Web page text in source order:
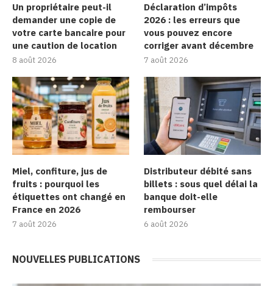
Un propriétaire peut-il
demander une copie de
votre carte bancaire pour
une caution de location
8 août 2026
Déclaration d’impôts
2026 : les erreurs que
vous pouvez encore
corriger avant décembre
7 août 2026
Miel, confiture, jus de
fruits : pourquoi les
étiquettes ont changé en
France en 2026
7 août 2026
Distributeur débité sans
billets : sous quel délai la
banque doit-elle
rembourser
6 août 2026
NOUVELLES PUBLICATIONS